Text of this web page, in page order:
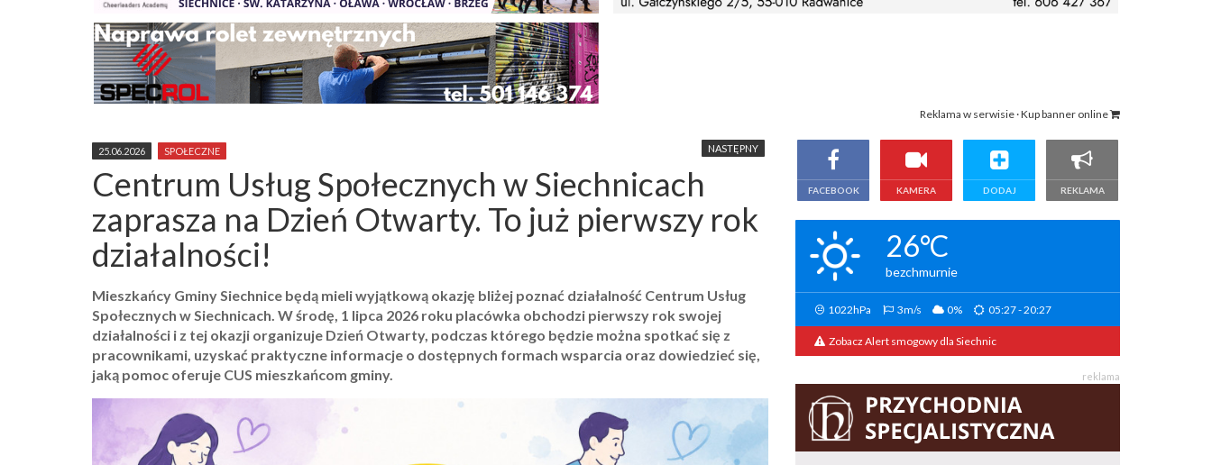
Reklama w serwisie · Kup banner online
NASTĘPNY
25.06.2026 SPOŁECZNE
Centrum Usług Społecznych w Siechnicach
zaprasza na Dzień Otwarty. To już pierwszy rok
działalności!
Mieszkańcy Gminy Siechnice będą mieli wyjątkową okazję bliżej poznać działalność Centrum Usług
Społecznych w Siechnicach. W środę, 1 lipca 2026 roku placówka obchodzi pierwszy rok swojej
działalności i z tej okazji organizuje Dzień Otwarty, podczas którego będzie można spotkać się z
pracownikami, uzyskać praktyczne informacje o dostępnych formach wsparcia oraz dowiedzieć się,
jaką pomoc oferuje CUS mieszkańcom gminy.
FACEBOOK KAMERA DODAJ REKLAMA
26°C
bezchmurnie
1022hPa 3m/s 0% 05:27 - 20:27
Zobacz Alert smogowy dla Siechnic
reklama